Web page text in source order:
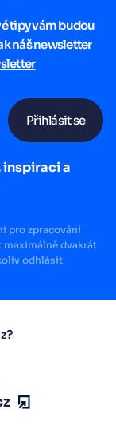
tipy vám budou
náš newsletter
Přihlásit se
inspiraci a
pro zpracování
dvakrát
odhlásit